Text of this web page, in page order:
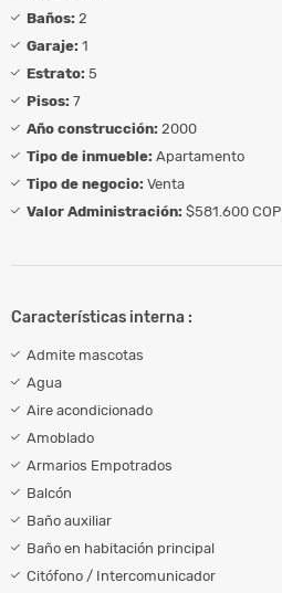
Baños: 2
Garaje: 1
Estrato: 5
Pisos: 7
Año construcción: 2000
Tipo de inmueble: Apartamento
Tipo de negocio: Venta
Valor Administración: $581.600 COP
Características interna :
Admite mascotas
Agua
Aire acondicionado
Amoblado
Armarios Empotrados
Balcón
Baño auxiliar
Baño en habitación principal
Citófono / Intercomunicador